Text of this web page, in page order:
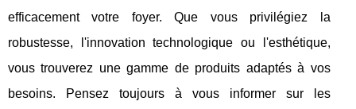
efficacement votre foyer. Que vous privilégiez la
robustesse, l'innovation technologique ou l'esthétique,
vous trouverez une gamme de produits adaptés à vos
besoins. Pensez toujours à vous informer sur les